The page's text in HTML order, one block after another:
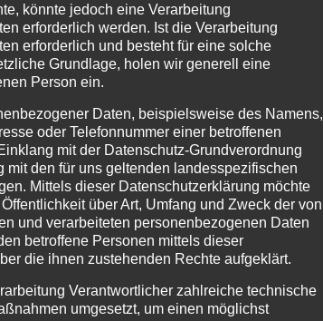
zu trainieren
Platz zum Trainieren
ein
dem Weg zur Milonga
frei sind)
nicht vergessen
Tangostart gibt eshier.
könnte jedoch eine Verarbeitung
erforderlich werden. Ist die Verarbeitung
erforderlich und besteht für eine solche
Grundlage, holen wir generell eine
Person ein.
Daten, beispielsweise des Namens,
oder Telefonnummer einer betroffenen
mit der Datenschutz-Grundverordnung
mit den für uns geltenden landesspezifischen
Mittels dieser Datenschutzerklärung möchte
über Art, Umfang und Zweck der von
und verarbeiteten personenbezogenen Daten
betroffene Personen mittels dieser
die ihnen zustehenden Rechte aufgeklärt.
Verantwortlicher zahlreiche technische
umgesetzt, um einen möglichst